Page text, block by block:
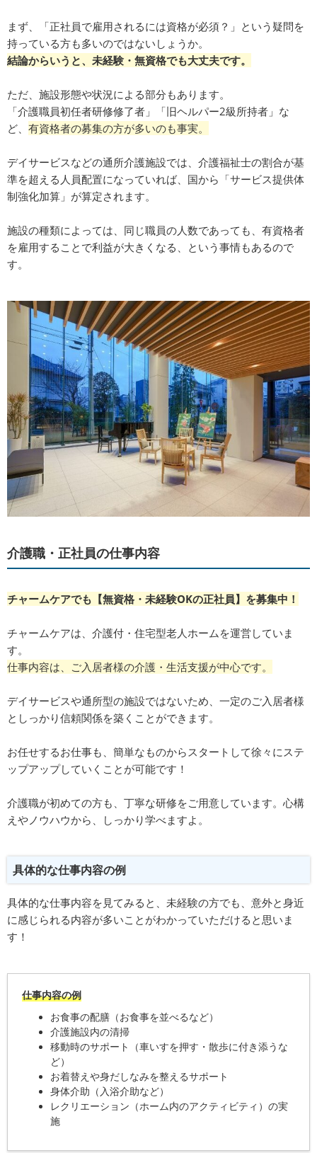
まず、「正社員で雇用されるには資格が必須？」という疑問を
持っている方も多いのではないしょうか。
結論からいうと、未経験・無資格でも大丈夫です。
ただ、施設形態や状況による部分もあります。
「介護職員初任者研修修了者」「旧ヘルパー2級所持者」な
ど、 有資格者の募集の方が多いのも事実。
デイサービスなどの通所介護施設では、介護福祉士の割合が基
準を超える人員配置になっていれば、国から「サービス提供体
制強化加算」が算定されます。
施設の種類によっては、同じ職員の人数であっても、有資格者
を雇用することで利益が大きくなる、という事情もあるので
す。
介護職・正社員の仕事内容
チャームケアでも【無資格・未経験OKの正社員】を募集中！
チャームケアは、介護付・住宅型老人ホームを運営していま
す。
仕事内容は、ご入居者様の介護・生活支援が中心です。
デイサービスや通所型の施設ではないため、一定のご入居者様
としっかり信頼関係を築くことができます。
お任せするお仕事も、簡単なものからスタートして徐々にステ
ップアップしていくことが可能です！
介護職が初めての方も、丁寧な研修をご用意しています。心構
えやノウハウから、しっかり学べますよ。
具体的な仕事内容の例
具体的な仕事内容を見てみると、未経験の方でも、意外と身近
に感じられる内容が多いことがわかっていただけると思いま
す！
仕事内容の例
お食事の配膳（お食事を並べるなど）
介護施設内の清掃
移動時のサポート（車いすを押す・散歩に付き添うな
ど）
お着替えや身だしなみを整えるサポート
身体介助（入浴介助など）
レクリエーション（ホーム内のアクティビティ）の実
施